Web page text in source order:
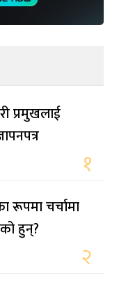
प्रमुखलाई
१
रूपमा चर्चामा
हुन्?
२